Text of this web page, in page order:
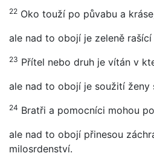
22 Oko touží po půvabu a
ale nad to obojí je zeleně rašící
23 Přítel nebo druh je vítán v
ale nad to obojí je soužití ženy
24 Bratři a pomocníci mohou
ale nad to obojí přinesou
milosrdenství.